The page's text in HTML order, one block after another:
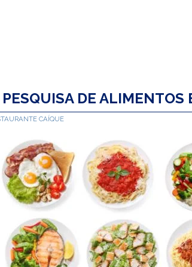
DE ALIMENTOS
CAÍQUE